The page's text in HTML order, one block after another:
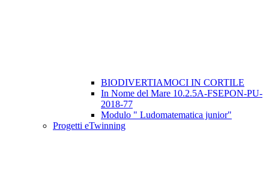
BIODIVERTIAMOCI IN CORTILE
In Nome del Mare 10.2.5A-FSEPON-PU-
2018-77
Modulo " Ludomatematica junior"
Progetti eTwinning